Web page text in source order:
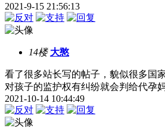
2021-9-15 21:56:13
14楼 大憨
看了很多站长写的帖子，貌似很多国
对孩子的监护权有纠纷就会判给代孕妈
2021-10-14 10:44:49